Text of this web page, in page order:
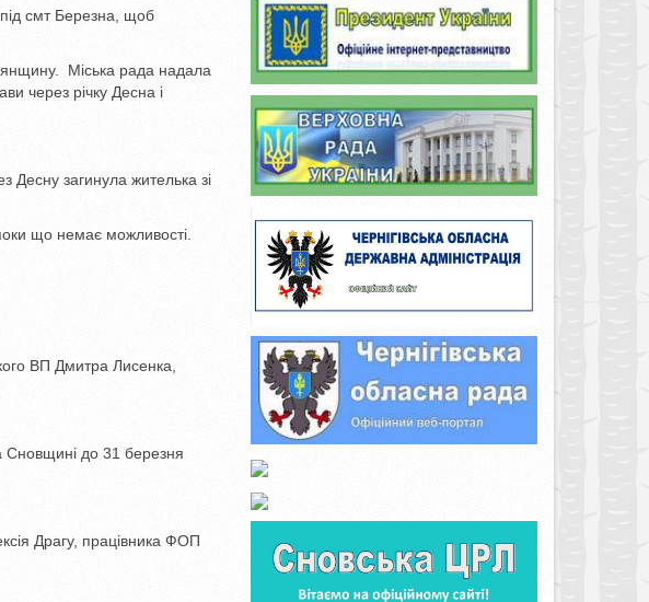
смт Березна, щоб
Міська рада надала
через річку Десна і
Десну загинула жителька зі
що немає можливості.
ВП Дмитра Лисенка,
Сновщині до 31 березня
Драгу, працівника ФОП